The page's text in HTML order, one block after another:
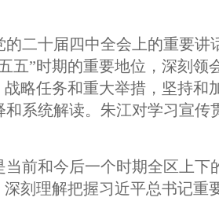
二十届四中全会上的重要讲
五”时期的重要地位，深刻领
略任务和重大举措，坚持和
系统解读。朱江对学习宣传
前和今后一个时期全区上下
刻理解把握习近平总书记重